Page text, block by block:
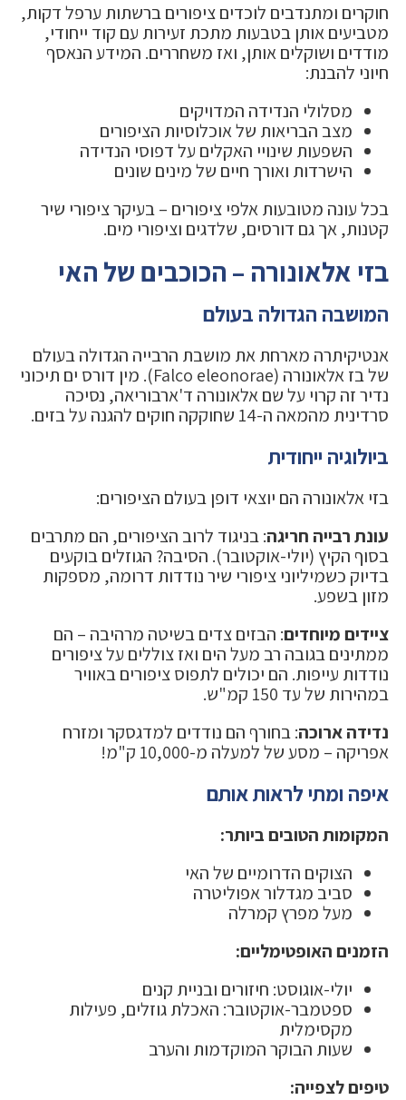
חוקרים ומתנדבים לוכדים ציפורים ברשתות ערפל דקות,
מטביעים אותן בטבעות מתכת זעירות עם קוד ייחודי,
מודדים ושוקלים אותן, ואז משחררים. המידע הנאסף
חיוני להבנת:
מסלולי הנדידה המדויקים
מצב הבריאות של אוכלוסיות הציפורים
השפעות שינויי האקלים על דפוסי הנדידה
הישרדות ואורך חיים של מינים שונים
בכל עונה מטובעות אלפי ציפורים – בעיקר ציפורי שיר
קטנות, אך גם דורסים, שלדגים וציפורי מים.
בזי אלאונורה – הכוכבים של האי
המושבה הגדולה בעולם
אנטיקיתרה מארחת את מושבת הרבייה הגדולה בעולם
של בז אלאונורה (Falco eleonorae). מין דורס ים תיכוני
נדיר זה קרוי על שם אלאונורה ד'ארבוריאה, נסיכה
סרדינית מהמאה ה-14 שחוקקה חוקים להגנה על בזים.
ביולוגיה ייחודית
בזי אלאונורה הם יוצאי דופן בעולם הציפורים:
עונת רבייה חריגה: בניגוד לרוב הציפורים, הם מתרבים
בסוף הקיץ (יולי-אוקטובר). הסיבה? הגוזלים בוקעים
בדיוק כשמיליוני ציפורי שיר נודדות דרומה, מספקות
מזון בשפע.
ציידים מיוחדים: הבזים צדים בשיטה מרהיבה – הם
ממתינים בגובה רב מעל הים ואז צוללים על ציפורים
נודדות עייפות. הם יכולים לתפוס ציפורים באוויר
במהירות של עד 150 קמ"ש.
נדידה ארוכה: בחורף הם נודדים למדגסקר ומזרח
אפריקה – מסע של למעלה מ-10,000 ק"מ!
איפה ומתי לראות אותם
המקומות הטובים ביותר:
הצוקים הדרומיים של האי
סביב מגדלור אפוליטרה
מעל מפרץ קמרלה
הזמנים האופטימליים:
יולי-אוגוסט: חיזורים ובניית קנים
ספטמבר-אוקטובר: האכלת גוזלים, פעילות
מקסימלית
שעות הבוקר המוקדמות והערב
טיפים לצפייה: